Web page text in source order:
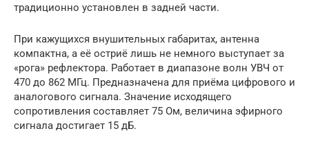
традиционно установлен в задней части.
При кажущихся внушительных габаритах, антенна
компактна, а её остриё лишь не немного выступает за
«рога» рефлектора. Работает в диапазоне волн УВЧ от
470 до 862 МГц. Предназначена для приёма цифрового и
аналогового сигнала. Значение исходящего
сопротивления составляет 75 Ом, величина эфирного
сигнала достигает 15 дБ.